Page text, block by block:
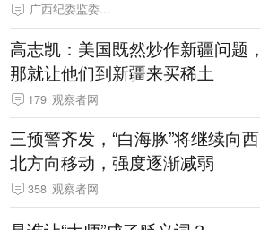
广西纪委监委网站
高志凯：美国既然炒作新疆问题，
那就让他们到新疆来买稀土
179 观察者网
三预警齐发，“白海豚”将继续向西
北方向移动，强度逐渐减弱
358 观察者网